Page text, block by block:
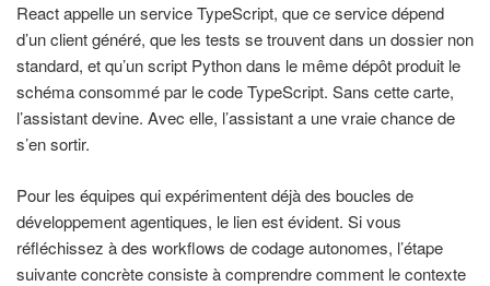
React appelle un service TypeScript, que ce service dépend
d’un client généré, que les tests se trouvent dans un dossier non
standard, et qu’un script Python dans le même dépôt produit le
schéma consommé par le code TypeScript. Sans cette carte,
l’assistant devine. Avec elle, l’assistant a une vraie chance de
s’en sortir.
Pour les équipes qui expérimentent déjà des boucles de
développement agentiques, le lien est évident. Si vous
réfléchissez à des workflows de codage autonomes, l’étape
suivante concrète consiste à comprendre comment le contexte